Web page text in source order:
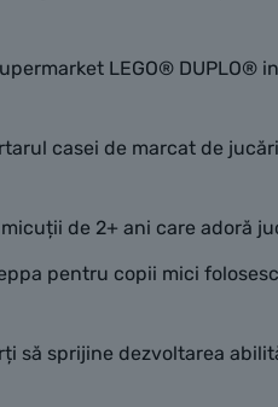
LEGO® DUPLO®
casei de marcat de
de 2+ ani care adoră
pentru copii mici
sprijine dezvoltarea